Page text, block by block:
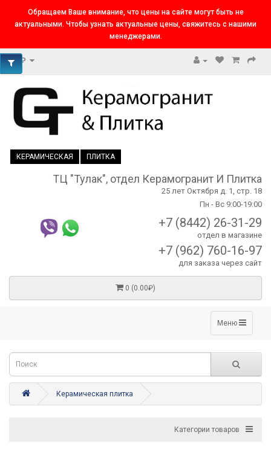
Обращаем Ваше внимание, что цены на сайте могут быть не
актуальными. Чтобы узнать актуальные цены, свяжитесь с нашими
менеджерами.
₽
КЕРАМИЧЕСКАЯ ПЛИТКА
ТЦ "Тулак", отдел Керамогранит И Плитка
25 лет Октября д. 1, стр. 18
Пн - Вс 9:00-19:00
+7 (8442) 26-31-29
отдел в магазине
+7 (962) 760-16-97
для заказа через сайт
0 (0.00₽)
Меню
Керамическая плитка
Категории товаров